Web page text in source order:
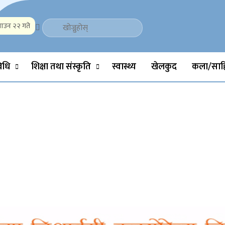
Science, Technology, Social, Media, Sports, Youth, Model
२२ गते
शिक्षा तथा संस्कृति स्वास्थ्य खेलकुद कला/